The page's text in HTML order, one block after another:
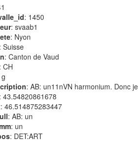
: 1450
: svaab1
: Nyon
: Suisse
: Canton de Vaud
: CH
: AB: un11nVN harmonium. Donc
: 43.54820861678
: 46.514875283447
: AB: un
: un
: DET:ART